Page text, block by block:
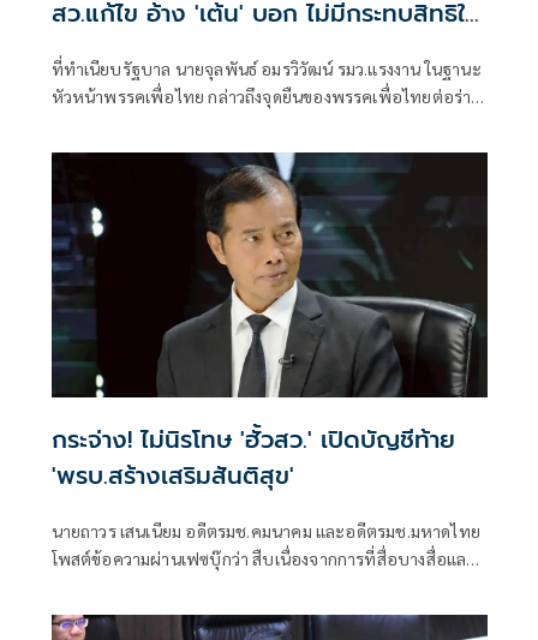
สว.แก้ไข อ้าง 'เต้น' บอก ไม่มีกระทบสิทธิใด
เลย
ที่ทำเนียบรัฐบาล นายจุลพันธ์ อมรวิวัฒน์ รมว.แรงงาน ในฐานะ
หัวหน้าพรรคเพื่อไทย กล่าวถึงจุดยืนของพรรคเพื่อไทยต่อร่าง
กระจ่าง! ไม่นิรโทษ 'ฮั้วสว.' เปิดบัญชีท้าย
'พรบ.สร้างเสริมสันติสุข'
นายถาวร เสนเนียม อดีตรมช.คมนาคม และอดีตรมช.มหาดไทย
โพสต์ข้อความผ่านเฟซบุ๊กว่า สืบเนื่องจากการที่สื่อบางสื่อและมี
ร่างพระราชบัญญัติ (พ.ร.บ.)